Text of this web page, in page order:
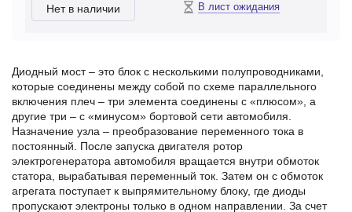
Нет в наличии В лист ожидания
Диодный мост – это блок с несколькими полупроводниками,
которые соединены между собой по схеме параллельного
включения плеч – три элемента соединены с «плюсом», а
другие три – с «минусом» бортовой сети автомобиля.
Назначение узла – преобразование переменного тока в
постоянный. После запуска двигателя ротор
электрогенератора автомобиля вращается внутри обмоток
статора, вырабатывая переменный ток. Затем он с обмоток
агрегата поступает к выпрямительному блоку, где диоды
пропускают электроны только в одном направлении. За счет